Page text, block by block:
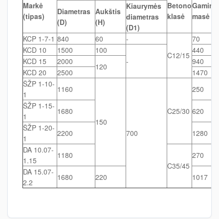
Markė
(tipas)
Betono
klasė
masė
Diametras
(D)
Aukštis
(H)
Kiaurymės
diametras
(D1)
KCP 1-7-1 840 60
-
C12/15
70
KCD 10
1500
100
-
440
KCD 15
2000
120
940
KCD 20
2500
1470
ŠŽP 1-10-
1
1160
150
700
C25/30
250
ŠŽP 1-15-
1
1680
620
ŠŽP 1-20-
1
2200
1280
DA 10.07-
1.15
1180
C35/45
270
DA 15.07-
2.2
1680 220 1017